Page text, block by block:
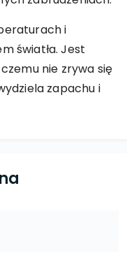
i
światła. Jest
czemu nie zrywa się
zapachu i